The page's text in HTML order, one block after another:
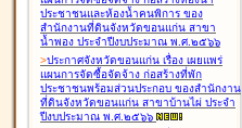
ประชาชนและห้องน้ำคนพิการ ของ
สำนักงานที่ดินจังหวัดขอนแก่น สาขา
น้ำพอง ประจำปีงบประมาณ พ.ศ.๒๕๖๖
>ประกาศจังหวัดขอนแก่น เรื่อง เผยแพร่
แผนการจัดซื้อจัดจ้าง ก่อสร้างที่พัก
ประชาชนพร้อมส่วนประกอบ ของสำนักงาน
ที่ดินจังหวัดขอนแก่น สาขาบ้านไผ่ ประจำ
ปีงบประมาณ พ.ศ.๒๕๖๖